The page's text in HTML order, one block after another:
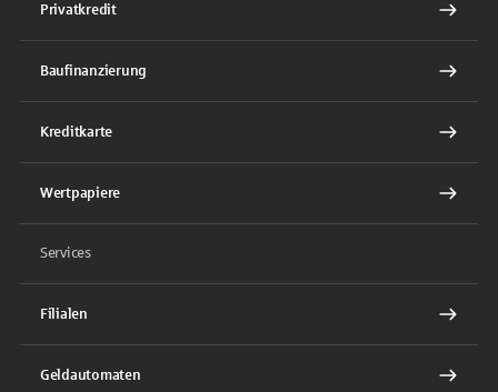
Privatkredit
Baufinanzierung
Kreditkarte
Wertpapiere
Services
Filialen
Geldautomaten